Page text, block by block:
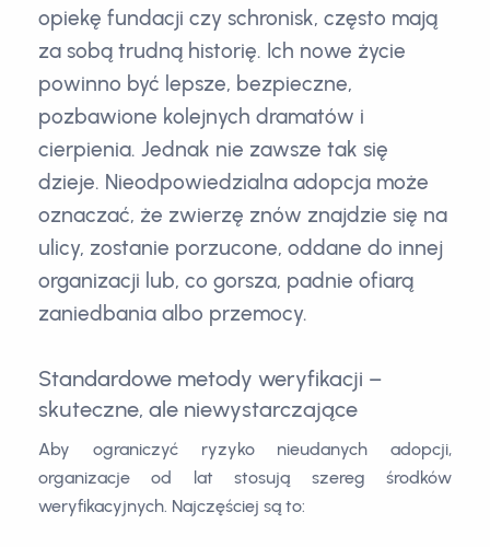
opiekę fundacji czy schronisk, często mają
za sobą trudną historię. Ich nowe życie
powinno być lepsze, bezpieczne,
pozbawione kolejnych dramatów i
cierpienia. Jednak nie zawsze tak się
dzieje. Nieodpowiedzialna adopcja może
oznaczać, że zwierzę znów znajdzie się na
ulicy, zostanie porzucone, oddane do innej
organizacji lub, co gorsza, padnie ofiarą
zaniedbania albo przemocy.
Standardowe metody weryfikacji –
skuteczne, ale niewystarczające
Aby ograniczyć ryzyko nieudanych adopcji,
organizacje od lat stosują szereg środków
weryfikacyjnych. Najczęściej są to: